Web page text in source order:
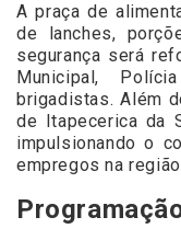
A praça de
de lanches,
segurança será
Municipal,
brigadistas. Além
de Itapecerica da
impulsionando o
empregos na